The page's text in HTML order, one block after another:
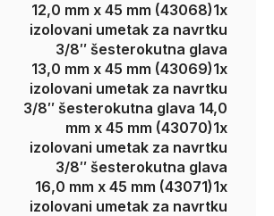
12,0 mm x 45 mm (43068)1x
izolovani umetak za navrtku
3/8″ šesterokutna glava
13,0 mm x 45 mm (43069)1x
izolovani umetak za navrtku
3/8″ šesterokutna glava 14,0
mm x 45 mm (43070)1x
izolovani umetak za navrtku
3/8″ šesterokutna glava
16,0 mm x 45 mm (43071)1x
izolovani umetak za navrtku